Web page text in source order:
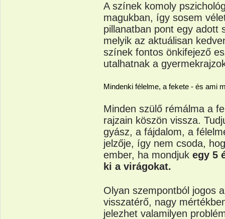
A színek komoly
magukban, így sosem
pillanatban pont egy adott
melyik az aktuálisan
színek fontos önkifejező
utalhatnak a
Mindenki félelme, a fekete - és ami
Minden szülő rémálma a
rajzain köszön vissza.
gyász, a fájdalom, a
jelzője, így nem csoda,
ember, ha mondjuk egy 5
ki a virágokat.
Olyan szempontból jogos
visszatérő, nagy
jelezhet valamilyen